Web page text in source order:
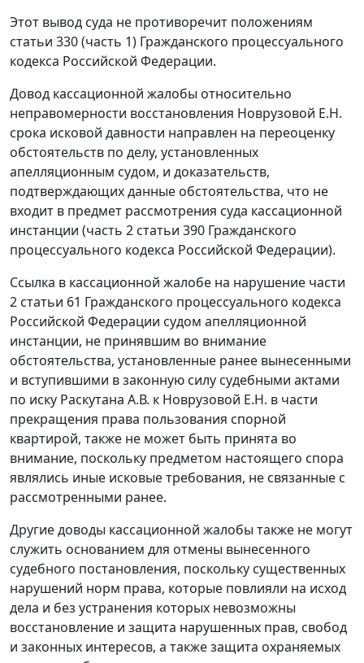
Этот вывод суда не противоречит положениям
статьи 330 (часть 1) Гражданского процессуального
кодекса Российской Федерации.
Довод кассационной жалобы относительно
неправомерности восстановления Новрузовой Е.Н.
срока исковой давности направлен на переоценку
обстоятельств по делу, установленных
апелляционным судом, и доказательств,
подтверждающих данные обстоятельства, что не
входит в предмет рассмотрения суда кассационной
инстанции (часть 2 статьи 390 Гражданского
процессуального кодекса Российской Федерации).
Ссылка в кассационной жалобе на нарушение части
2 статьи 61 Гражданского процессуального кодекса
Российской Федерации судом апелляционной
инстанции, не принявшим во внимание
обстоятельства, установленные ранее вынесенными
и вступившими в законную силу судебными актами
по иску Раскутана А.В. к Новрузовой Е.Н. в части
прекращения права пользования спорной
квартирой, также не может быть принята во
внимание, поскольку предметом настоящего спора
являлись иные исковые требования, не связанные с
рассмотренными ранее.
Другие доводы кассационной жалобы также не могут
служить основанием для отмены вынесенного
судебного постановления, поскольку существенных
нарушений норм права, которые повлияли на исход
дела и без устранения которых невозможны
восстановление и защита нарушенных прав, свобод
и законных интересов, а также защита охраняемых